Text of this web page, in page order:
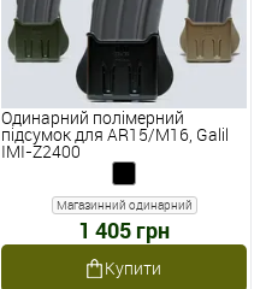
Одинарний полімерний
підсумок для AR15/M16, Galil
IMI-Z2400
Магазинний одинарний
1 405 грн
Купити